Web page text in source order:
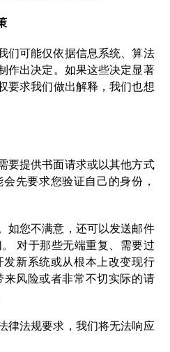
们可能仅依据信息系统、算法
作出决定。如果这些决定显著
要求我们做出解释，我们也想
要提供书面请求或以其他方式
先要求您验证自己的身份，
如您不满意，还可以发送邮件
对于那些无端重复、需要过
新系统或从根本上改变现行
风险或者非常不切实际的请
律法规要求，我们将无法响应